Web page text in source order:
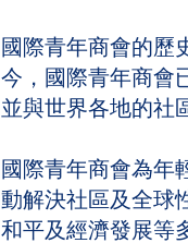
國際青年商會的歷
今，國際青年商會
並與世界各地的社
國際青年商會為年
動解決社區及全球
和平及經濟發展等